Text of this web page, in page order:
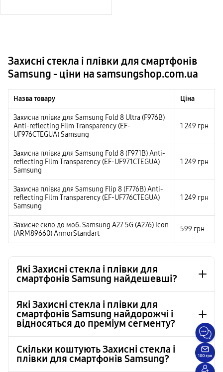
Захисні стекла і плівки для смартфонів
Samsung - ціни на samsungshop.com.ua
Назва товару Ціна
Захисна плівка для Samsung Fold 8 Ultra (F976B)
Anti-reflecting Film Transparency (EF-
UF976CTEGUA) Samsung
1 249 грн
Захисна плівка для Samsung Fold 8 (F971B) Anti-
reflecting Film Transparency (EF-UF971CTEGUA)
Samsung
1 249 грн
Захисна плівка для Samsung Flip 8 (F776B) Anti-
reflecting Film Transparency (EF-UF776CTEGUA)
Samsung
1 249 грн
Захисне скло до моб. Samsung A27 5G (A276) Icon
(ARM89660) ArmorStandart
599 грн
Які Захисні стекла і плівки для
смартфонів Samsung найдешевші?
Захисна плівка до моб. Samsung S25 FE (S731) Screen
Protector Transparent (EF-US731CTEGWW) Samsung
499 грн
Захисна плівка до моб. Samsung S24 FE (S721) Screen
Protector Transponent (EF-US721CTEGWW) Samsung
499 грн
Захисне скло до моб.Samsung A07 (A076) Pro Black
549 грн
Які Захисні стекла і плівки для
смартфонів Samsung найдорожчі і
відносяться до преміум сегменту?
1 999 грн
Скільки коштують Захисні стекла і
плівки для смартфонів Samsung?